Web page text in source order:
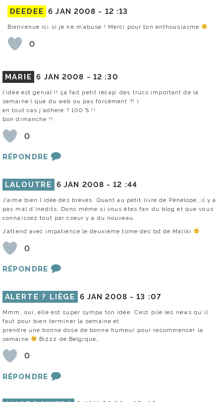
DEEDEE 6 JAN 2008 - 12 :13
Bienvenue ici si je ne m’abuse ! Merci pour ton enthousiasme
0
MARIE 6 JAN 2008 - 12 :30
l’idée est génial !! ça fait petit récap’ des trucs important de la
semaine ( que du web ou pas forcément ?! )
en tout cas j’adhère ? 100 % !!
bon dimanche !!
0
RÉPONDRE
LALOUTRE 6 JAN 2008 -12 :44
J’aime bien l’idée des brèves. Quant au petit livre de Pénélope, il y a
pas mal d’inédits. Donc même si vous êtes fan du blog et que vous
connaissez tout par coeur y a du nouveau.
J’attend avec impatience le deuxième tome des bd de Maliki
0
RÉPONDRE
ALERTE ? LIÈGE 6 JAN 2008 -13 :07
Mmm, oui, elle est super sympa ton idée. C’est pile les news qu’il
faut pour bien terminer la semaine et
prendre une bonne dose de bonne humeur pour recommencer la
semaine
Bizzz de Belgique…
0
RÉPONDRE